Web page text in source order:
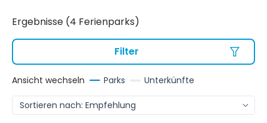
Ergebnisse (4 Ferienparks)
Filter
Ansicht wechseln Parks Unterkünfte